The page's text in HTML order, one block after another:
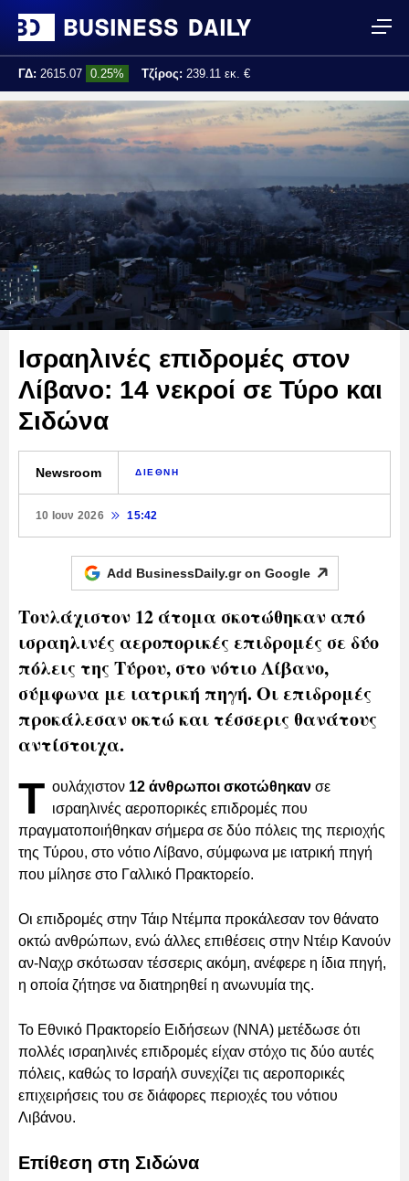
ΓΔ: 2615.07 0.25% Τζίρος: 239.11 εκ. €
Τελ. ενημέρωση: 17:25:01
Ισραηλινές επιδρομές στον
Λίβανο: 14 νεκροί σε Τύρο και
Σιδώνα
Newsroom ΔΙΕΘΝΗ
10 Ιουν 2026 15:42
Add BusinessDaily.gr on Google
Τουλάχιστον 12 άτομα σκοτώθηκαν από
ισραηλινές αεροπορικές επιδρομές σε δύο
πόλεις της Τύρου, στο νότιο Λίβανο,
σύμφωνα με ιατρική πηγή. Οι επιδρομές
προκάλεσαν οκτώ και τέσσερις θανάτους
αντίστοιχα.
Τ ουλάχιστον 12 άνθρωποι σκοτώθηκαν σε
ισραηλινές αεροπορικές επιδρομές που
πραγματοποιήθηκαν σήμερα σε δύο πόλεις της περιοχής
της Τύρου, στο νότιο Λίβανο, σύμφωνα με ιατρική πηγή
που μίλησε στο Γαλλικό Πρακτορείο.
Οι επιδρομές στην Τάιρ Ντέμπα προκάλεσαν τον θάνατο
οκτώ ανθρώπων, ενώ άλλες επιθέσεις στην Ντέιρ Κανούν
αν-Ναχρ σκότωσαν τέσσερις ακόμη, ανέφερε η ίδια πηγή,
η οποία ζήτησε να διατηρηθεί η ανωνυμία της.
Το Εθνικό Πρακτορείο Ειδήσεων (NNA) μετέδωσε ότι
πολλές ισραηλινές επιδρομές είχαν στόχο τις δύο αυτές
πόλεις, καθώς το Ισραήλ συνεχίζει τις αεροπορικές
επιχειρήσεις του σε διάφορες περιοχές του νότιου
Λιβάνου.
Επίθεση στη Σιδώνα